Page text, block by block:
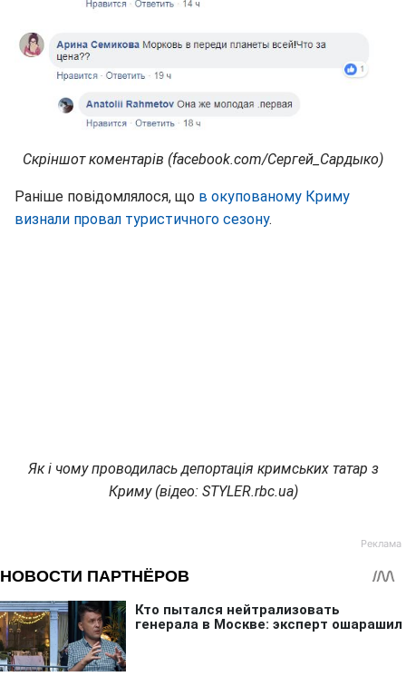
Скріншот коментарів (facebook.com/Сергей_Сардыко)
Раніше повідомлялося, що в окупованому Криму
визнали провал туристичного сезону.
Як і чому проводилась депортація кримських татар з
Криму (відео: STYLER.rbc.ua)